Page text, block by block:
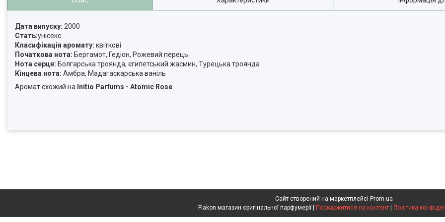
Дата випуску: 2000
Стать:унісекс
Класифікація аромату: квіткові
Початкова нота: Бергамот, Гедіон, Рожевий перець
Нота серця: Болгарська троянда, єгипетський жасмин, Турецька троянда
Кінцева нота: Амбра, Мадагаскарська ваніль
Аромат схожий на Initio Parfums - Atomic Rose
Сайт створений на маркетплейсі Prom.ua
Поскаржитися на контент Політика